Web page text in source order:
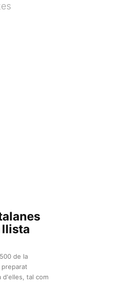
llista
de la
d'elles, tal com